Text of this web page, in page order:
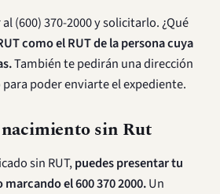
(600) 370-2000 y solicitarlo. ¿Qué
como el RUT de la persona cuya
También te pedirán una dirección
poder enviarte el expediente.
sin Rut
sin RUT,puedes presentar tu
el 600 370 2000.Un